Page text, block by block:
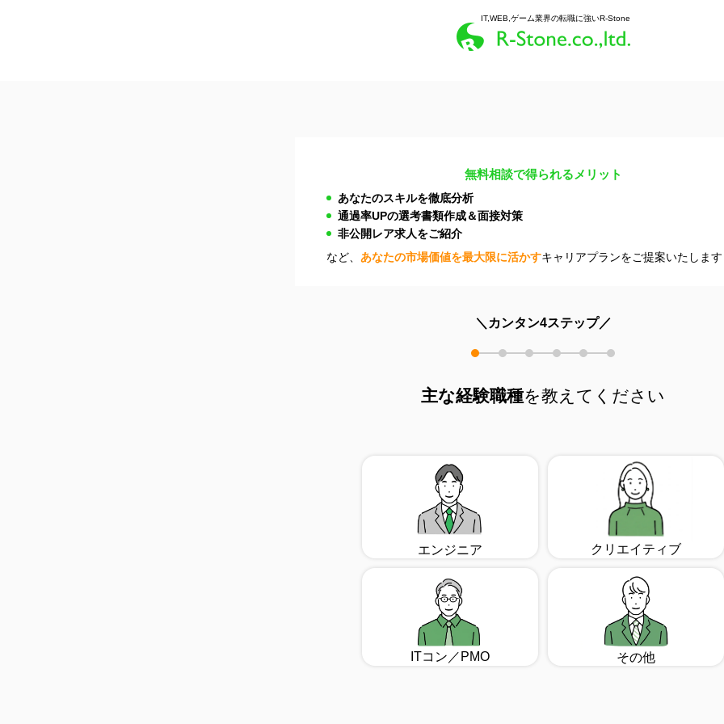
IT,WEB,ゲーム業界の転職に強いR-Stone
無料相談で得られるメリット
あなたのスキルを徹底分析
通過率UPの選考書類作成＆面接対策
非公開レア求人をご紹介
など、 あなたの市場価値を最大限に活かすキャリアプランをご提案いたしま
＼カンタン4ステップ／
主な経験職種を教えてください
エンジニア クリエイティブ
ITコン／PMO その他